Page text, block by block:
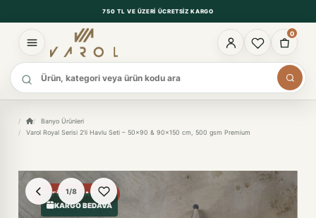
750 TL VE ÜZERI ÜCRETSIZ KARGO
0
Ürün ara
Banyo Ürünleri
Varol Royal Serisi 2’li Havlu Seti – 50x90 & 90x150 cm, 500 gsm Premium
KARGO BEDAVA
1/8
%9 FIYAT AVANTAJI